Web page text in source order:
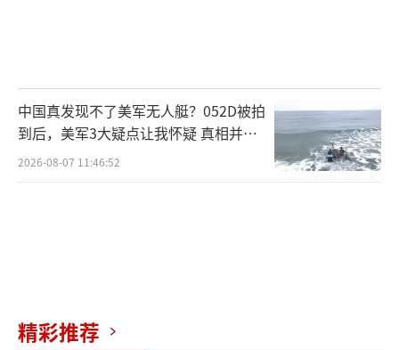
中国真发现不了美军无人艇？052D被拍
到后，美军3大疑点让我怀疑 真相并非
如此
2026-08-07 11:46:52
精彩推荐